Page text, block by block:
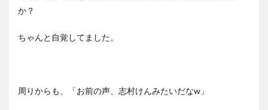
か？
ちゃんと自覚してました。
周りからも、「お前の声、志村けんみたいだなw」